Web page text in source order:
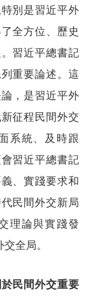
別是習近平外
全方位、歷史
習近平總書記
重要論述。這
，是習近平外
征程民間外交
系統、及時跟
習近平總書記
、實踐要求和
民間外交新局
理論與實踐發
全局。
民間外交重要